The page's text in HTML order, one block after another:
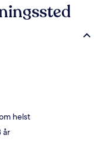
helst
år